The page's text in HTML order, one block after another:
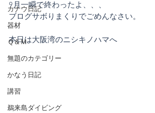
カナウ日記
器材
Ｑ＆Ｍ
無題のカテゴリー
かなう日記
講習
鵜来島ダイビング
9月一瞬で終わったよ、、、
ブログサボりまくりでごめんなさい。
本日は大阪湾のニシキノハマへ